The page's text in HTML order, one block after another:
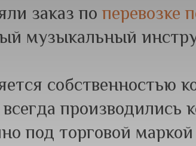
заказ поперевозке
музыкальный
под торговой